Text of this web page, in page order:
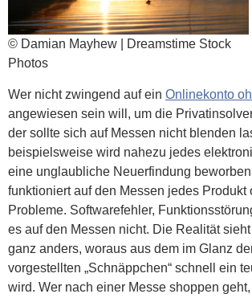
© Damian Mayhew | Dreamstime Stock
Photos
Wer nicht zwingend auf ein Onlinekonto
angewiesen sein will, um die
der sollte sich auf Messen nicht blenden
beispielsweise wird nahezu jedes
eine unglaubliche Neuerfindung
funktioniert auf den Messen jedes Produkt
Probleme. Softwarefehler,
es auf den Messen nicht. Die Realität
ganz anders, woraus aus dem im Glanz
vorgestellten „Schnäppchen“ schnell ein
wird. Wer nach einer Messe shoppen